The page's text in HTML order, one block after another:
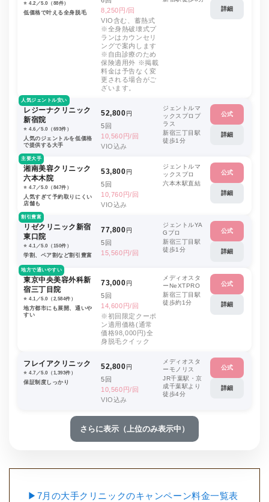
⭐️ 4.2／5.0（88件）
低価格で叶える全身脱毛
8,250円/回
VIO含む、蓄熱式
※全身熱破壊式プ
ランはカウンセリ
ングで案内します
※自由診療のため
保険適用外 ※掲載
料金は予告なく変
更される場合がご
ざいます。
詳細
人気ジェントル安い
レジーナクリニック
新宿院
⭐️ 4.6／5.0（693件）
人気のジェントルを低価格
で提供する大手
52,800円
5回
10,560円/回
VIO込み
ジェントルマ
ックスプロプ
ラス
新宿三丁目駅
徒歩1分
公式
詳細
主要大手
湘南美容クリニック
六本木院
⭐️ 4.7／5.0（847件）
人気すぎて予約取りにくい
店舗も
53,800円
5回
10,760円/回
VIO込み
ジェントルマ
ックスプロ
六本木駅直結
公式
詳細
割引豊富
リゼクリニック新宿
東口院
⭐️ 4.1／5.0（150件）
学割、ペア割など割引豊富
77,800円
5回
15,560円/回
ジェントルYA
Gプロ
新宿三丁目駅
徒歩1分
公式
詳細
地方で通いやすい
東京中央美容外科新
宿三丁目院
⭐️ 4.1／5.0（2,584件）
地方都市にも展開、通いや
すい
73,000円
5回
14,600円/回
※初回限定クーポ
ン適用価格(通常
価格98,000円)全
身脱毛クイック
メディオスタ
ーNeXTPRO
新宿三丁目駅
徒歩約1分
公式
詳細
フレイアクリニック
⭐️ 4.7／5.0（1,393件）
保証制度しっかり
52,800円
5回
10,560円/回
VIO込み
メディオスタ
ーモノリス
JR千葉駅・京
成千葉駅より
徒歩4分
公式
詳細
さらに表示（上位のみ表示中）
▶7月の大手クリニックのキャンペーン料金一覧表